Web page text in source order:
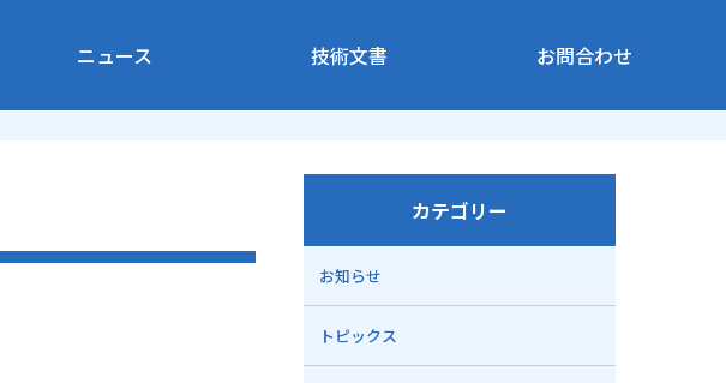
ニュース 技術文書 お問合わせ
カテゴリー
お知らせ
トピックス